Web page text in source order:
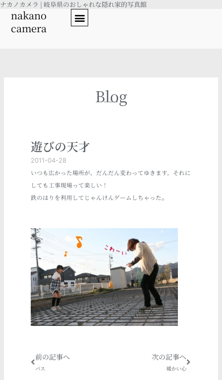
内
ナカノカメラ | 岐阜県のおしゃれな隠れ家的写真館
nakano
camera
Blog
遊びの天才
2011-04-28
いつも広かった場所が、だんだん変わってゆきます。それに
しても工事現場って楽しい！
鉄のはりを利用してじゃんけんゲームしちゃった。
Prev
前の記事へ
バス
次の記事へ
暖かい心
Next